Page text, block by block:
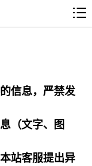
信息，严禁发
（文字、图
站客服提出异